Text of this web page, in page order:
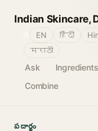
Indian Skincare,
Ask Ingredients
Combine
EN हिंदी
मराठी
పదార్థం